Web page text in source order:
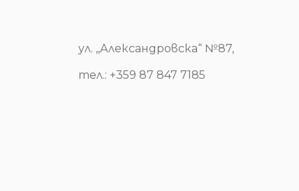
ул. ,,Александровска“ №87,
тел.: +359 87 847 7185